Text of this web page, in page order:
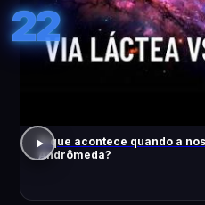
22
O que acontece quando a
Andrômeda?